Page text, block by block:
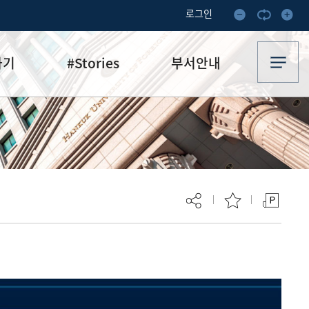
로그인
#Stories
기부·수혜스토리
기금소식
이달의 기부자
부서안내
업무안내
오시는 길
등록하시겠습니까?